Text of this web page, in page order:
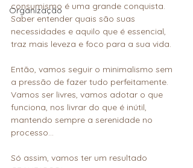
Organização
consumismo é uma grande conquista.
Saber entender quais são suas
necessidades e aquilo que é essencial,
traz mais leveza e foco para a sua vida.
Então, vamos seguir o minimalismo sem
a pressão de fazer tudo perfeitamente.
Vamos ser livres, vamos adotar o que
funciona, nos livrar do que é inútil,
mantendo sempre a serenidade no
processo...
Só assim, vamos ter um resultado